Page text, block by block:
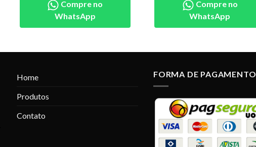
Compre no
WhatsApp
Compre no
WhatsApp
Home
Produtos
Contato
FORMA DE PAGAMENTO